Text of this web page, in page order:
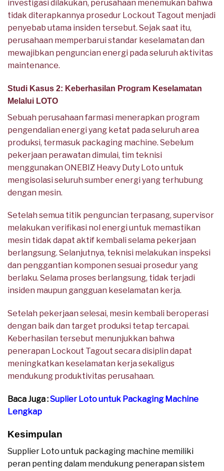
investigasi dilakukan, perusahaan menemukan bahwa
tidak diterapkannya prosedur Lockout Tagout menjadi
penyebab utama insiden tersebut. Sejak saat itu,
perusahaan memperbarui standar keselamatan dan
mewajibkan penguncian energi pada seluruh aktivitas
maintenance.
Studi Kasus 2: Keberhasilan Program Keselamatan
Melalui LOTO
Sebuah perusahaan farmasi menerapkan program
pengendalian energi yang ketat pada seluruh area
produksi, termasuk packaging machine. Sebelum
pekerjaan perawatan dimulai, tim teknisi
menggunakan ONEBIZ Heavy Duty Loto untuk
mengisolasi seluruh sumber energi yang terhubung
dengan mesin.
Setelah semua titik penguncian terpasang, supervisor
melakukan verifikasi nol energi untuk memastikan
mesin tidak dapat aktif kembali selama pekerjaan
berlangsung. Selanjutnya, teknisi melakukan inspeksi
dan penggantian komponen sesuai prosedur yang
berlaku. Selama proses berlangsung, tidak terjadi
insiden maupun gangguan keselamatan kerja.
Setelah pekerjaan selesai, mesin kembali beroperasi
dengan baik dan target produksi tetap tercapai.
Keberhasilan tersebut menunjukkan bahwa
penerapan Lockout Tagout secara disiplin dapat
meningkatkan keselamatan kerja sekaligus
mendukung produktivitas perusahaan.
Baca Juga :Suplier Loto untuk Packaging Machine
Lengkap
Kesimpulan
Supplier Loto untuk packaging machine memiliki
peran penting dalam mendukung penerapan sistem